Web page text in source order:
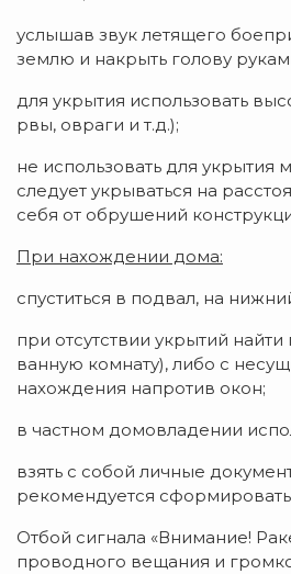
услышав звук летящего
землю и накрыть голову
для укрытия использовать
рвы, овраги и т.д.);
не использовать для
следует укрываться на
себя от обрушений
При нахождении дома:
спуститься в подвал, на
при отсутствии укрытий
ванную комнату), либо с
нахождения напротив окон;
в частном домовладении
взять с собой личные
рекомендуется
Отбой сигнала «Внимание!
проводного вещания и